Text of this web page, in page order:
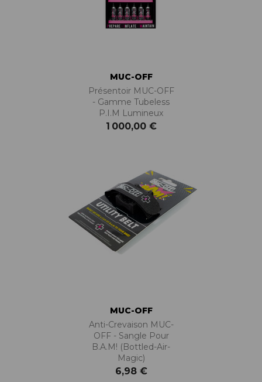
MUC-OFF
Présentoir MUC-OFF
- Gamme Tubeless
P.I.M Lumineux
1 000,00 €
MUC-OFF
Anti-Crevaison MUC-
OFF - Sangle Pour
B.A.M! (Bottled-Air-
Magic)
6,98 €